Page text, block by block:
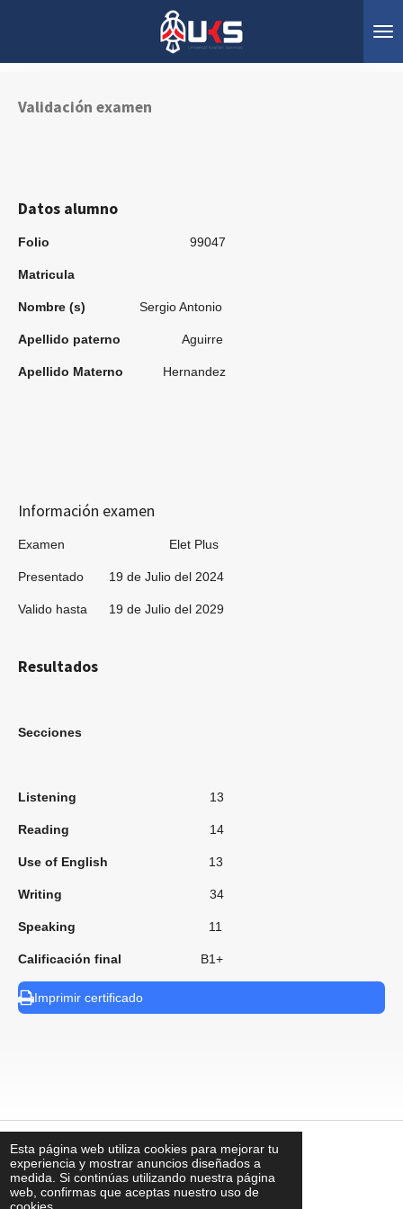
Esta página web utiliza cookies para mejorar tu
experiencia y mostrar anuncios diseñados a
medida. Si continúas utilizando nuestra página
web, confirmas que aceptas nuestro uso de
Validación examen
Datos alumno
Folio 99047
Matricula
Nombre (s) Sergio Antonio
Apellido paterno Aguirre
Apellido Materno Hernandez
Información examen
Examen Elet Plus
Presentado 19 de Julio del 2024
Valido hasta 19 de Julio del 2029
Resultados
Secciones
Listening 13
Reading 14
Use of English 13
Writing 34
Speaking 11
Calificación final B1+
Imprimir certificado
⠀